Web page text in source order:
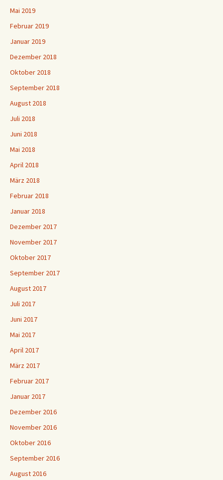
Mai 2019
Februar 2019
Januar 2019
Dezember 2018
Oktober 2018
September 2018
August 2018
Juli 2018
Juni 2018
Mai 2018
April 2018
März 2018
Februar 2018
Januar 2018
Dezember 2017
November 2017
Oktober 2017
September 2017
August 2017
Juli 2017
Juni 2017
Mai 2017
April 2017
März 2017
Februar 2017
Januar 2017
Dezember 2016
November 2016
Oktober 2016
September 2016
August 2016